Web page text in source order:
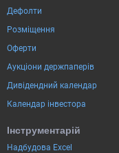
Дефолти
Розміщення
Оферти
Аукціони держпаперів
Дивідендний календар
Календар інвестора
Інструментарій
Надбудова Excel